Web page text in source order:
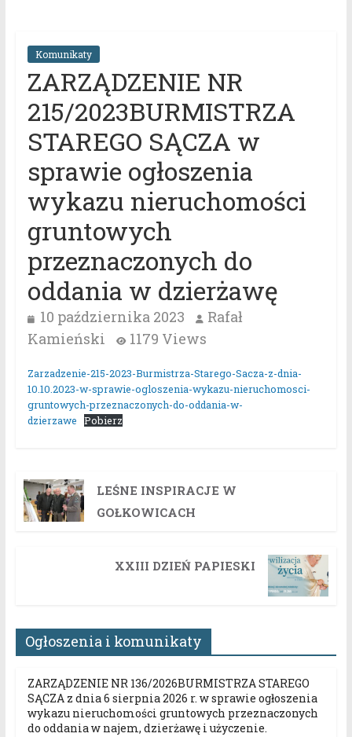
Komunikaty
ZARZĄDZENIE NR
215/2023BURMISTRZA
STAREGO SĄCZA w
sprawie ogłoszenia
wykazu nieruchomości
gruntowych
przeznaczonych do
oddania w dzierżawę
10 października 2023
Rafał
Kamieński
1179 Views
Zarzadzenie-215-2023-Burmistrza-Starego-Sacza-z-dnia-
10.10.2023-w-sprawie-ogloszenia-wykazu-nieruchomosci-
gruntowych-przeznaczonych-do-oddania-w-
dzierzawe
Pobierz
LEŚNE INSPIRACJE W
GOŁKOWICACH
XXIII DZIEŃ PAPIESKI
Ogłoszenia i komunikaty
ZARZĄDZENIE NR 136/2026BURMISTRZA STAREGO
SĄCZA z dnia 6 sierpnia 2026 r. w sprawie ogłoszenia
wykazu nieruchomości gruntowych przeznaczonych
do oddania w najem, dzierżawę i użyczenie.